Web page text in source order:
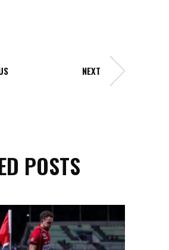
NEXT
POSTS